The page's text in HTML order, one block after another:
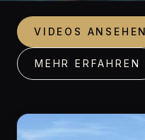
VIDEOS ANSEHEN
MEHR ERFAHREN